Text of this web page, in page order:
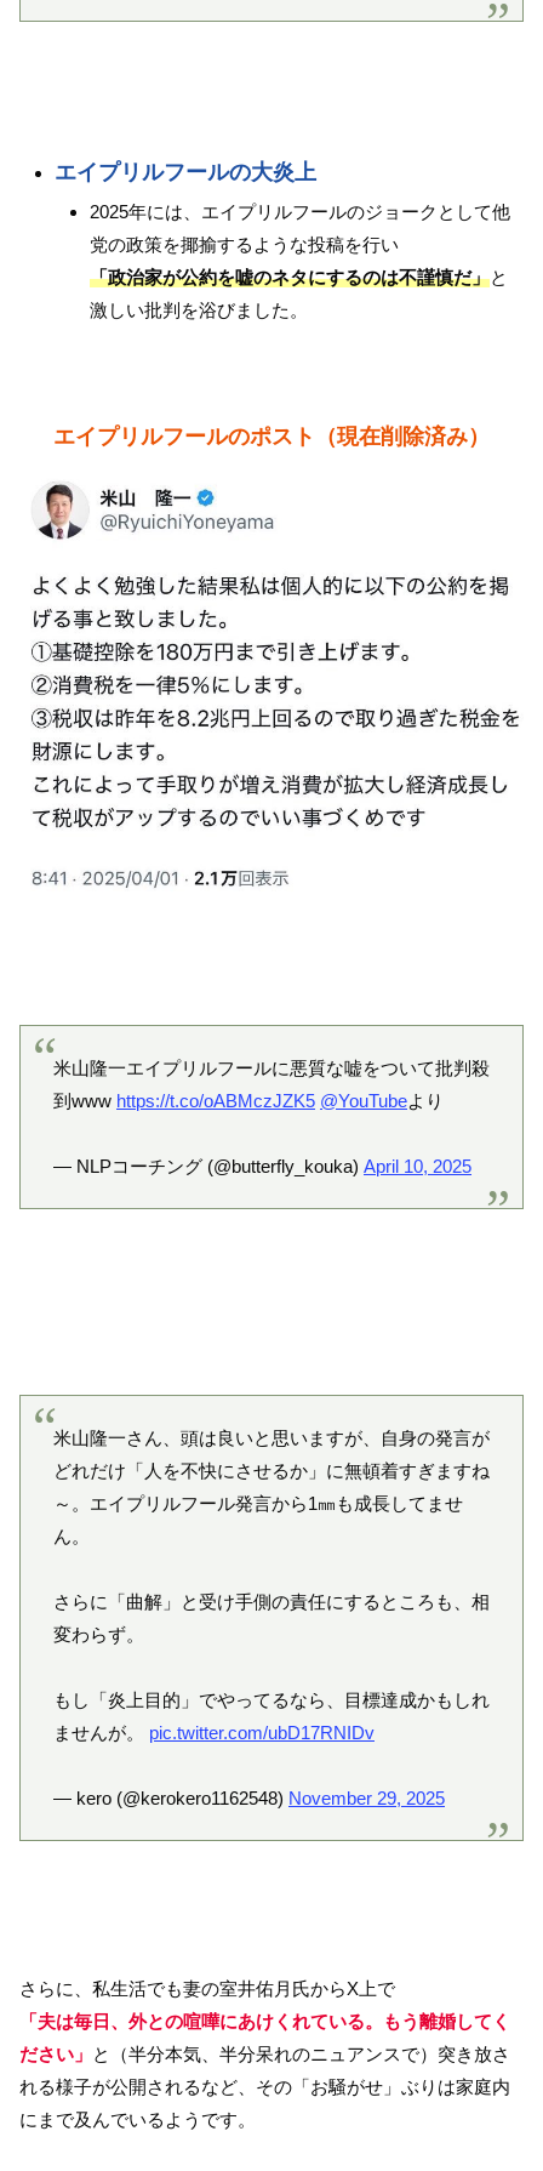
エイプリルフールの大炎上
2025年には、エイプリルフールのジョークとして他
党の政策を揶揄するような投稿を行い
「政治家が公約を嘘のネタにするのは不謹慎だ」と
激しい批判を浴びました。
エイプリルフールのポスト（現在削除済み）
米山隆一エイプリルフールに悪質な嘘をついて批判殺
到www https://t.co/oABMczJZK5 @YouTubeより
— NLPコーチング (@butterfly_kouka) April 10, 2025
米山隆一さん、頭は良いと思いますが、自身の発言が
どれだけ「人を不快にさせるか」に無頓着すぎますね
～。エイプリルフール発言から1㎜も成長してませ
ん。
さらに「曲解」と受け手側の責任にするところも、相
変わらず。
もし「炎上目的」でやってるなら、目標達成かもしれ
ませんが。 pic.twitter.com/ubD17RNIDv
— kero (@kerokero1162548) November 29, 2025
さらに、私生活でも妻の室井佑月氏からX上で
「夫は毎日、外との喧嘩にあけくれている。もう離婚してく
ださい」 と（半分本気、半分呆れのニュアンスで）突き放さ
れる様子が公開されるなど、その「お騒がせ」ぶりは家庭内
にまで及んでいるようです。